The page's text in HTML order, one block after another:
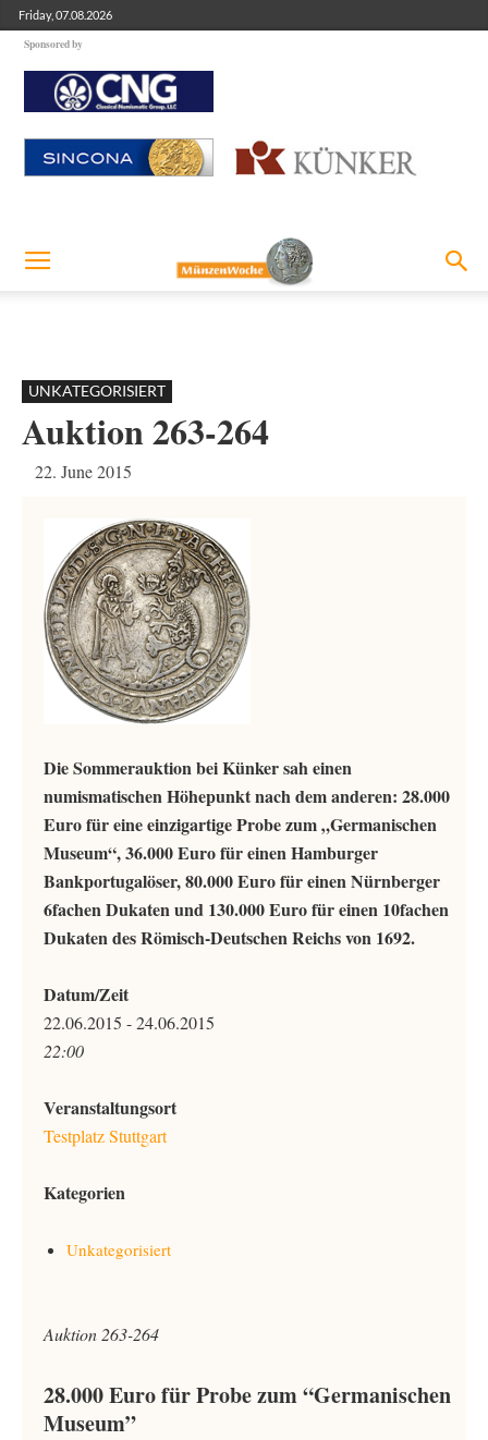
Friday, 07.08.2026
Sponsored by
UNKATEGORISIERT
Auktion 263-264
22. June 2015
Die Sommerauktion bei Künker sah einen
numismatischen Höhepunkt nach dem anderen: 28.000
Euro für eine einzigartige Probe zum „Germanischen
Museum“, 36.000 Euro für einen Hamburger
Bankportugalöser, 80.000 Euro für einen Nürnberger
6fachen Dukaten und 130.000 Euro für einen 10fachen
Dukaten des Römisch-Deutschen Reichs von 1692.
Datum/Zeit
22.06.2015 - 24.06.2015
22:00
Veranstaltungsort
Testplatz Stuttgart
Kategorien
Unkategorisiert
Auktion 263-264
28.000 Euro für Probe zum “Germanischen
Museum”